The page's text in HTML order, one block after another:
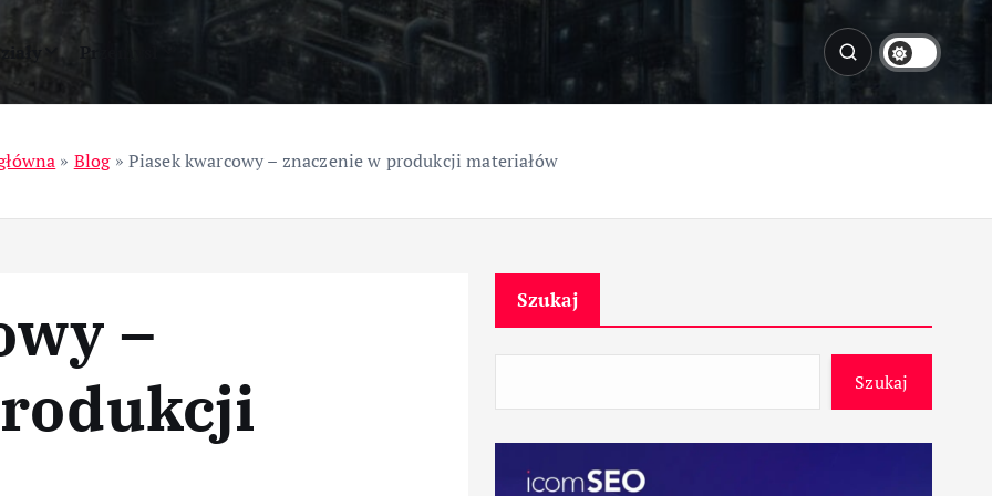
Przemysł
» Blog» Piasek kwarcowy – znaczenie w produkcji materiałów
–
Szukaj
Szukaj